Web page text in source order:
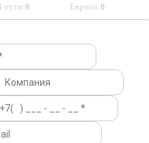
пути:0 Европа:0